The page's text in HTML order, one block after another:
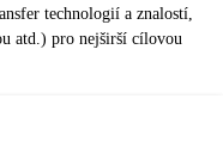
technologií a znalostí,
atd.) pro nejširší cílovou